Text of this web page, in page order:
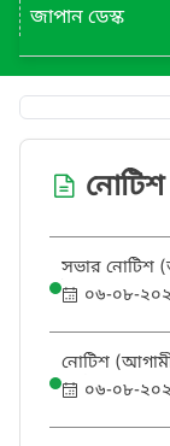
জাপান ডেস্ক
নোটিশ
সভার নোটিশ
টার মধ্যে
এর
অনুরোধ করা
০৬-০৮-
নোটিশ
পর্যালোচনা
০৬-০৮-